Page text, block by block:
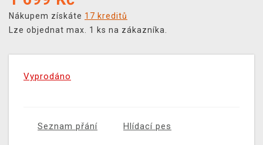
Nákupem získáte 17 kreditů
Lze objednat max. 1 ks na zákazníka.
Vyprodáno
Seznam přání Hlídací pes